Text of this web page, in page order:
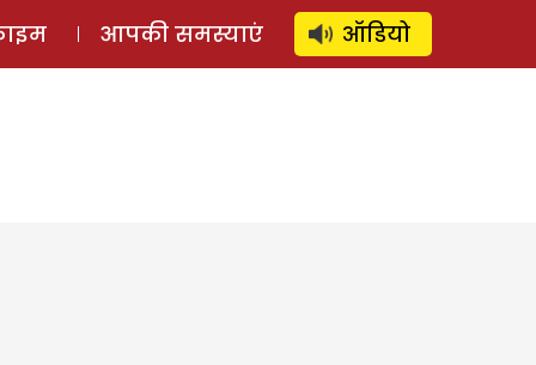
लॉग इन ⚲ SUBSCRIBE
आपकी समस्याएं ऑडियो